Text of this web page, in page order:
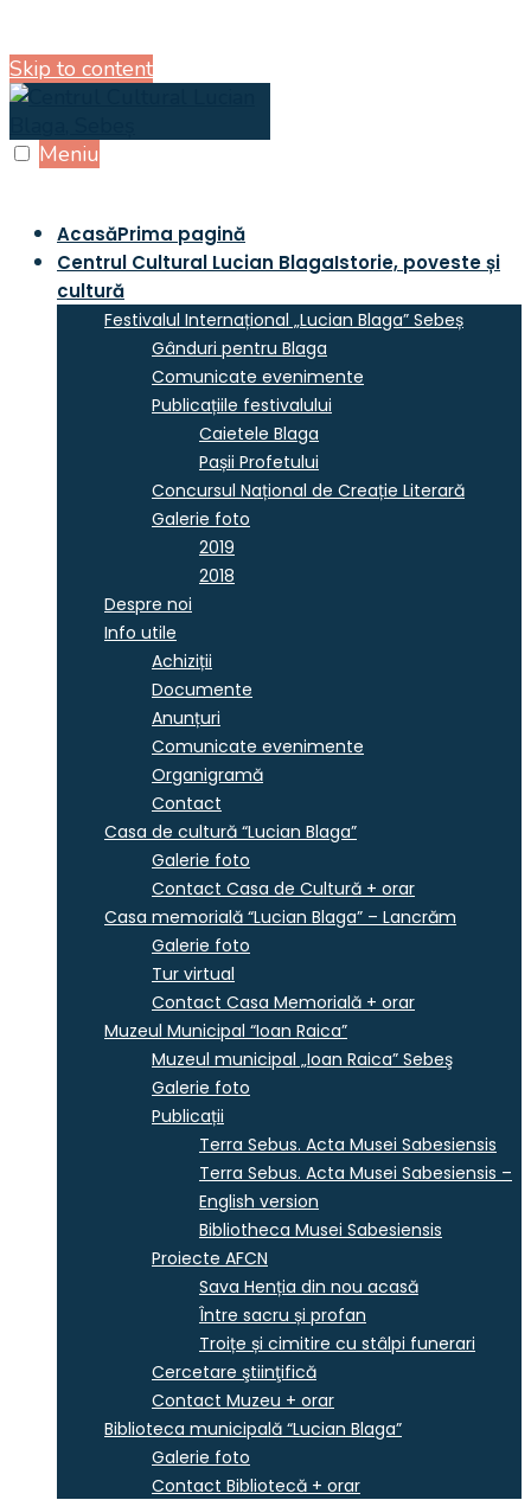
Skip to content
Meniu
AcasăPrima pagină
Centrul Cultural Lucian BlagaIstorie, poveste și
cultură
Festivalul Internațional „Lucian Blaga” Sebeș
Gânduri pentru Blaga
Comunicate evenimente
Publicațiile festivalului
Caietele Blaga
Pașii Profetului
Concursul Național de Creație Literară
Galerie foto
2019
2018
Despre noi
Info utile
Achiziții
Documente
Anunțuri
Comunicate evenimente
Organigramă
Contact
Casa de cultură “Lucian Blaga”
Galerie foto
Contact Casa de Cultură + orar
Casa memorială “Lucian Blaga” – Lancrăm
Galerie foto
Tur virtual
Contact Casa Memorială + orar
Muzeul Municipal “Ioan Raica”
Muzeul municipal „Ioan Raica” Sebeş
Galerie foto
Publicații
Terra Sebus. Acta Musei Sabesiensis
Terra Sebus. Acta Musei Sabesiensis –
English version
Bibliotheca Musei Sabesiensis
Proiecte AFCN
Sava Henția din nou acasă
Între sacru și profan
Troițe și cimitire cu stâlpi funerari
Cercetare ştiinţifică
Contact Muzeu + orar
Biblioteca municipală “Lucian Blaga”
Galerie foto
Contact Bibliotecă + orar